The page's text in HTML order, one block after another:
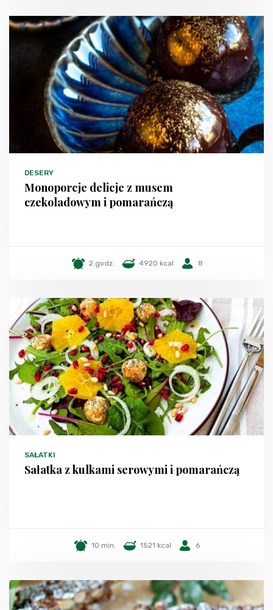
DESERY
Monoporcje delicje z musem
czekoladowym i pomarańczą
2 godz. 4920 kcal 8
SAŁATKI
Sałatka z kulkami serowymi i pomarańczą
10 min. 1521 kcal 6